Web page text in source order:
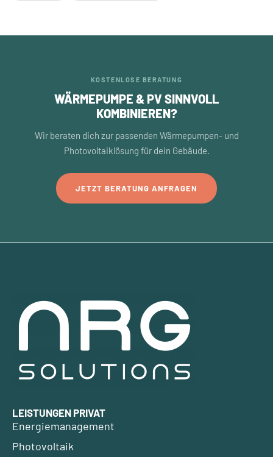
KOSTENLOSE BERATUNG
WÄRMEPUMPE & PV SINNVOLL
KOMBINIEREN?
Wir beraten dich zur passenden Wärmepumpen- und
Photovoltaiklösung für dein Gebäude.
JETZT BERATUNG ANFRAGEN
LEISTUNGEN PRIVAT
Energiemanagement
Photovoltaik